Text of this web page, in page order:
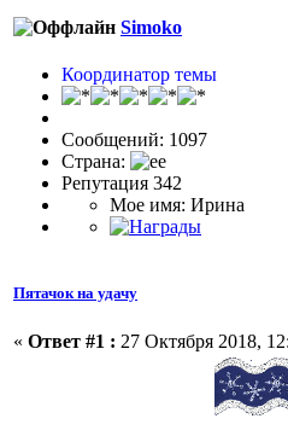
Simoko
Координатор темы
Сообщений: 1097
Страна:
Репутация 342
Мое имя: Ирина
Пятачок на удачу
« Ответ #1 : 27 Октября 2018,